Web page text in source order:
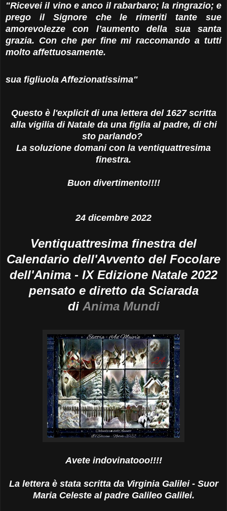
"Ricevei il vino e anco il rabarbaro; la ringrazio; e
prego il Signore che le rimeriti tante sue
amorevolezze con l’aumento della sua santa
grazia. Con che per fine mi raccomando a tutti
molto affettuosamente.
sua figliuola Affezionatissima"
Questo è l'explicit di una lettera del 1627 scritta
alla vigilia di Natale da una figlia al padre, di chi
sto parlando?
La soluzione domani con la ventiquattresima
finestra.
Buon divertimento!!!!
24 dicembre 2022
Ventiquattresima finestra del
Calendario dell'Avvento del Focolare
dell'Anima - IX Edizione Natale 2022
pensato e diretto da Sciarada
di Anima Mundi
Avete indovinatooo!!!!
La lettera è stata scritta da Virginia Galilei - Suor
Maria Celeste al padre Galileo Galilei.